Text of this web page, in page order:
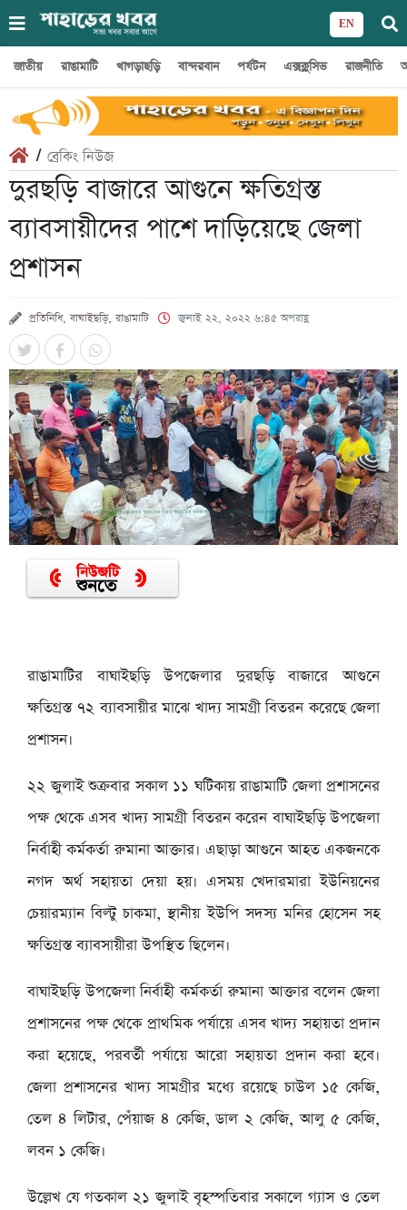
EN
জাতীয় রাঙামাটি খাগড়াছড়ি বান্দরবান পর্যটন এক্সক্লুসিভ রাজনীতি
/ ব্রেকিং নিউজ
দুরছড়ি বাজারে আগুনে ক্ষতিগ্রস্ত
ব্যাবসায়ীদের পাশে দাড়িয়েছে জেলা
প্রশাসন
প্রতিনিধি, বাঘাইছড়ি, রাঙামাটি জুলাই ২২, ২০২২ ৬:৪৫ অপরাহ্ণ
রাঙামাটির বাঘাইছড়ি উপজেলার দুরছড়ি বাজারে আগুনে
ক্ষতিগ্রস্ত ৭২ ব্যাবসায়ীর মাঝে খাদ্য সামগ্রী বিতরন করেছে জেলা
প্রশাসন।
২২ জুলাই শুক্রবার সকাল ১১ ঘটিকায় রাঙামাটি জেলা প্রশাসনের
পক্ষ থেকে এসব খাদ্য সামগ্রী বিতরন করেন বাঘাইছড়ি উপজেলা
নির্বাহী কর্মকর্তা রুমানা আক্তার। এছাড়া আগুনে আহত একজনকে
নগদ অর্থ সহায়তা দেয়া হয়। এসময় খেদারমারা ইউনিয়নের
চেয়ারম্যান বিল্টু চাকমা, স্থানীয় ইউপি সদস্য মনির হোসেন সহ
ক্ষতিগ্রস্ত ব্যাবসায়ীরা উপস্থিত ছিলেন।
বাঘাইছড়ি উপজেলা নির্বাহী কর্মকর্তা রুমানা আক্তার বলেন জেলা
প্রশাসনের পক্ষ থেকে প্রাথমিক পর্যায়ে এসব খাদ্য সহায়তা প্রদান
করা হয়েছে, পরবর্তী পর্যায়ে আরো সহায়তা প্রদান করা হবে।
জেলা প্রশাসনের খাদ্য সামগ্রীর মধ্যে রয়েছে চাউল ১৫ কেজি,
তেল ৪ লিটার, পেঁয়াজ ৪ কেজি, ডাল ২ কেজি, আলু ৫ কেজি,
লবন ১ কেজি।
উল্লেখ যে গতকাল ২১ জুলাই বৃহস্পতিবার সকালে গ্যাস ও তেল